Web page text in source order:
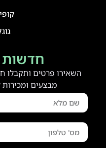
חדשות
השאירו פרטים ותקבלו
מבצעים